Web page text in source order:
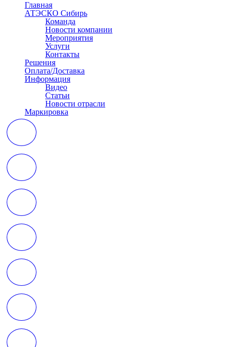
Главная
АТЭСКО Сибирь
Команда
Новости компании
Мероприятия
Услуги
Контакты
Решения
Оплата/Доставка
Информация
Видео
Статьи
Новости отрасли
Маркировка